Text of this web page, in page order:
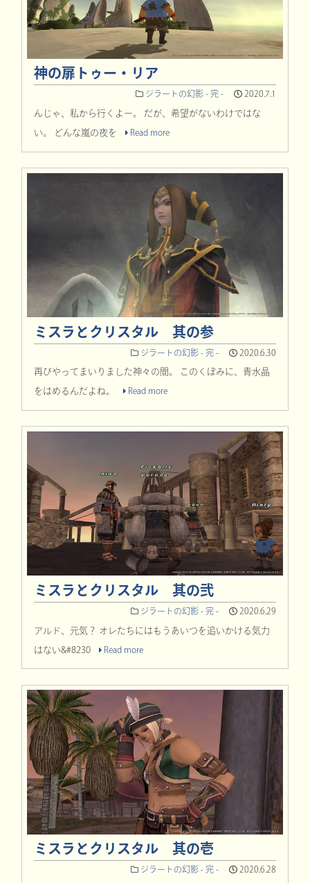
神の扉トゥー・リア
ジラートの幻影 - 完 - 2020.7.1
んじゃ、私から行くよー。 だが、希望がないわけではな
い。 どんな嵐の夜を Read more
ミスラとクリスタル 其の参
ジラートの幻影 - 完 - 2020.6.30
再びやってまいりました神々の間。 このくぼみに、青水晶
をはめるんだよね。 Read more
ミスラとクリスタル 其の弐
ジラートの幻影 - 完 - 2020.6.29
アルド、元気？ オレたちにはもうあいつを追いかける気力
はない&#8230 Read more
ミスラとクリスタル 其の壱
ジラートの幻影 - 完 - 2020.6.28